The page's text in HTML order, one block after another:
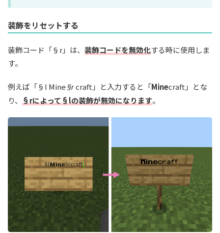
装飾をリセットする
装飾コード「§r」は、 装飾コードを無効化する時に使用しま
す。
例えば「§l Mine §r craft」と入力すると「Minecraft」とな
り、
§rによって§lの装飾が無効になります。